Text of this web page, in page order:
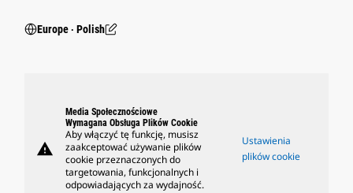
Europe ‧ Polish
warning
Media Społecznościowe
Wymagana Obsługa Plików Cookie
Aby włączyć tę funkcję, musisz
zaakceptować używanie plików
cookie przeznaczonych do
targetowania, funkcjonalnych i
odpowiadających za wydajność.
Ustawienia
plików cookie